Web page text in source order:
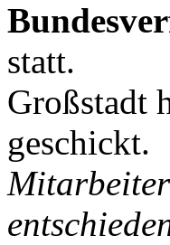
statt.
Großstadt
geschickt.
Mitarbeiter